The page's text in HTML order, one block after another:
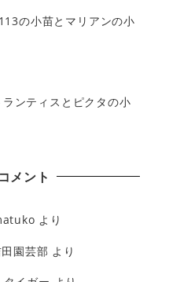
の小苗とマリアンの小
ンティスとピクタの小
メント
より
園芸部 より